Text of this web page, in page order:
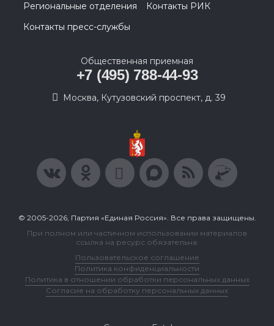
Региональные отделения
Контакты РИК
Контакты пресс-службы
Общественная приемная
+7 (495) 788-44-93
Москва, Кутузовский проспект, д. 39
© 2005-2026, Партия «Единая Россия». Все права защищены.
При полном или частичном использовании материалов
ссылка на ресурс обязательна.
Пользовательское соглашение
Политика конфиденциальности
Политика в отношении обработки персональных данных
Согласие на обработку персональных данных